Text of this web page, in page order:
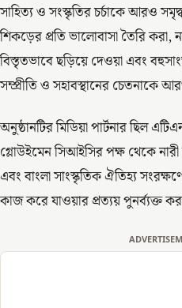
সাহিত্য ও সংস্কৃতির চর্চাকে আরও
শিকড়ের প্রতি ভালোবাসা তৈরি করা,
বিস্তৃতভাবে ছড়িয়ে দেওয়া এবং
সম্প্রীতি ও সহাবস্থানের চেতনাকে
অনুষ্ঠানটির মিডিয়া পার্টনার ছিল
গ্লোউইমেন সিআইসির পক্ষ থেকে
এবং বাংলা সাংস্কৃতিক ঐতিহ্য
কাজ করে যাওয়ার প্রত্যয় পুনর্ব্যক্ত